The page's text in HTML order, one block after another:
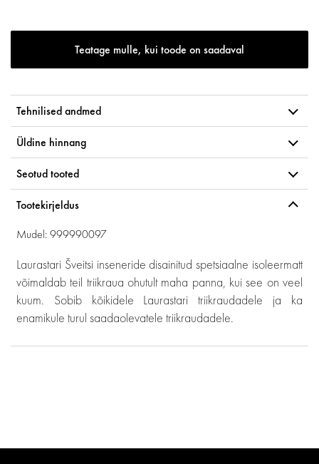
Teatage mulle, kui toode on saadaval
Tehnilised andmed
Üldine hinnang
Seotud tooted
Tootekirjeldus
Mudel: 999990097
Laurastari Šveitsi inseneride disainitud spetsiaalne isoleermatt
võimaldab teil triikraua ohutult maha panna, kui see on veel
kuum. Sobib kõikidele Laurastari triikraudadele ja ka
enamikule turul saadaolevatele triikraudadele.